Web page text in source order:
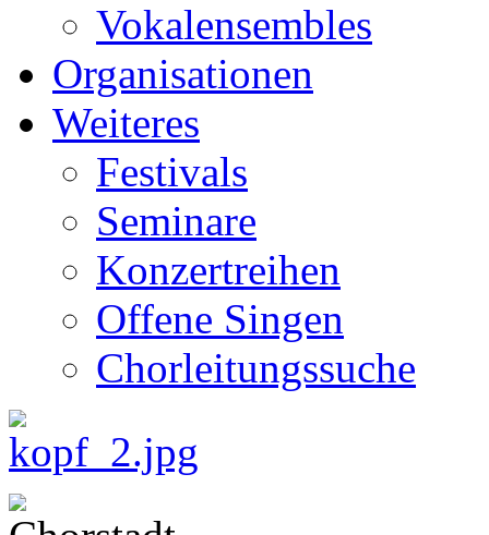
Vokalensembles
Organisationen
Weiteres
Festivals
Seminare
Konzertreihen
Offene Singen
Chorleitungssuche